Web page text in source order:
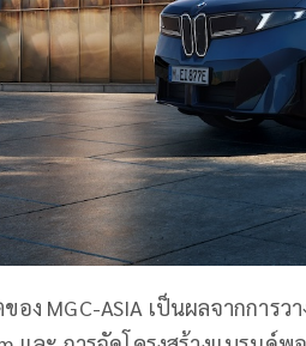
อง MGC-ASIA เป็นผลจากการ